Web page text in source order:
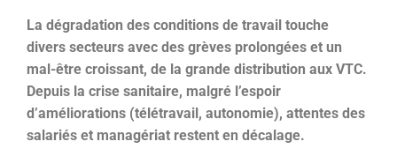
La dégradation des conditions de travail touche
divers secteurs avec des grèves prolongées et un
mal-être croissant, de la grande distribution aux VTC.
Depuis la crise sanitaire, malgré l’espoir
d’améliorations (télétravail, autonomie), attentes des
salariés et managériat restent en décalage.